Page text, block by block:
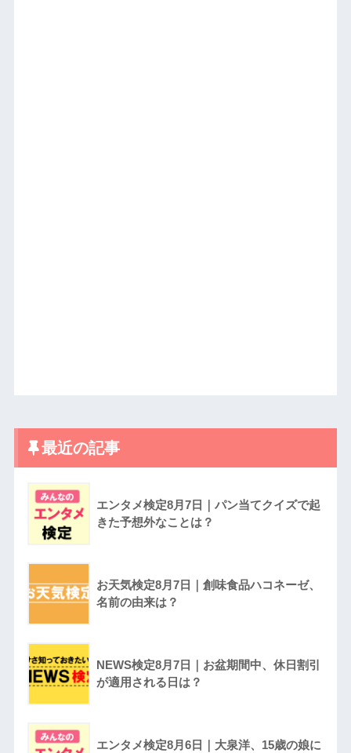
最近の記事
エンタメ検定8月7日｜パン当てクイズで起
きた予想外なことは？
お天気検定8月7日｜創味食品ハコネーゼ、
名前の由来は？
NEWS検定8月7日｜お盆期間中、休日割引
が適用される日は？
エンタメ検定8月6日｜大泉洋、15歳の娘に